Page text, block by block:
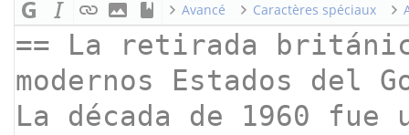
Avancé Caractères spéciaux